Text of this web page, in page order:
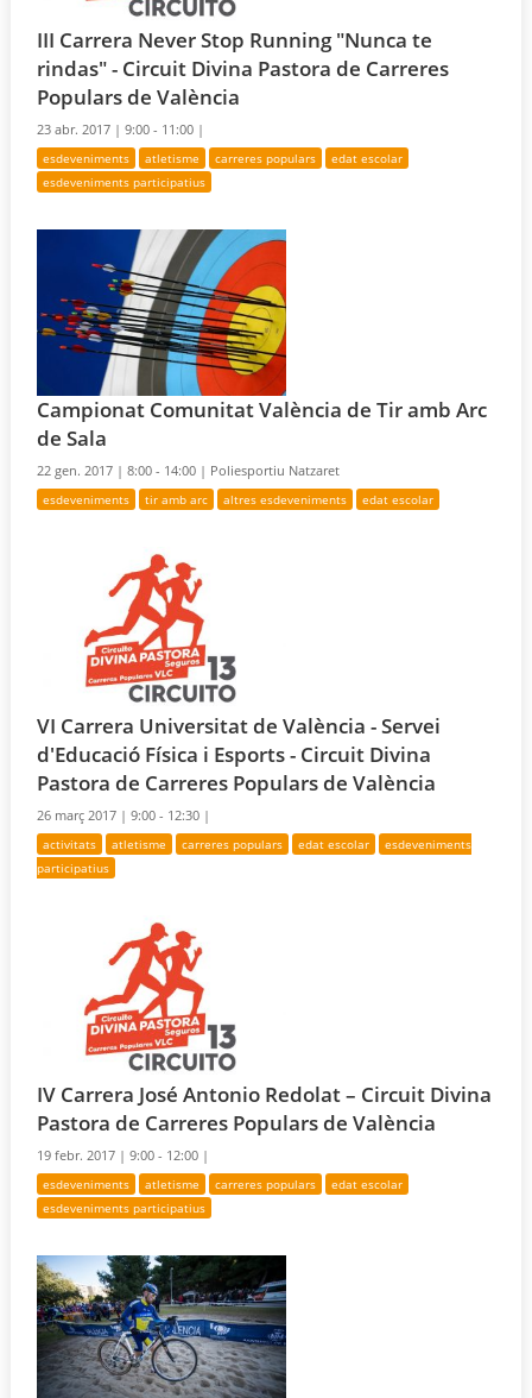
III Carrera Never Stop Running "Nunca te
rindas" - Circuit Divina Pastora de Carreres
Populars de València
23 abr. 2017 |9:00 - 11:00 |
esdeveniments atletisme carreres populars
edat escolar
esdeveniments participatius
Campionat Comunitat València de Tir amb Arc
de Sala
22 gen. 2017 |8:00 - 14:00 | Poliesportiu Natzaret
esdeveniments tir amb arc altres esdeveniments edat escolar
VI Carrera Universitat de València - Servei
d'Educació Física i Esports - Circuit Divina
Pastora de Carreres Populars de València
26 març 2017 |9:00 - 12:30 |
activitats atletisme carreres populars edat escolar
esdeveniments
participatius
IV Carrera José Antonio Redolat – Circuit Divina
Pastora de Carreres Populars de València
19 febr. 2017 |9:00 - 12:00 |
esdeveniments atletisme carreres populars
edat escolar
esdeveniments participatius